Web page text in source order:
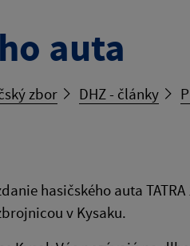
auta
zbor DHZ - články
hasičského auta
v Kysaku.